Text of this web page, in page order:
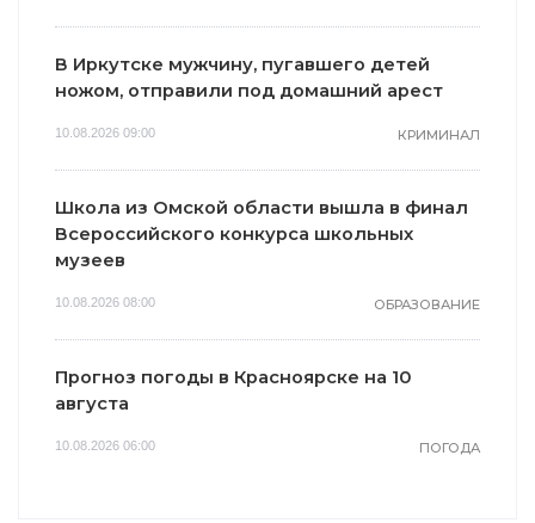
В Иркутске мужчину, пугавшего детей
ножом, отправили под домашний арест
10.08.2026 09:00 КРИМИНАЛ
Школа из Омской области вышла в финал
Всероссийского конкурса школьных
музеев
10.08.2026 08:00 ОБРАЗОВАНИЕ
Прогноз погоды в Красноярске на 10
августа
10.08.2026 06:00 ПОГОДА